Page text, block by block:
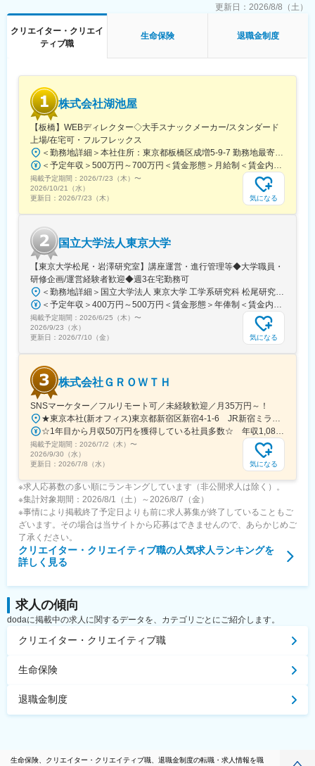
らず、部門を超えて、活発に、新たな挑戦を行い、自らの経験や
・ダイレクトマーケティングだからこそ、自らが手掛けた広告や
施策の結果がすぐに数字となって表れ、PDCAを高速で回すこと
が出来る、やりがいのある業務です。
・日本生命保険という強固な安定基盤を持ち、また一方で戦略子
会社という位置づけから、積極的な事業展開を行うことができま
す。
・2019年に開業後、急成長中の会社にて、業務を通じて会社とと
もに成長することができます。
・本社勤務（転勤なし）のため、安定して就業することができま
す。
・新しい価値創造に向け、新商品の開発やお客様へのサービスを
拡充することはもちろん、会社成長を支える従業員の皆さんに対
・今までの金融機関にない、フラットな社風、働きやすさを追求
したオープンでカジュアルなオフィス環境を設けており、現在の
会社の急成長を後押ししています。
変更の範囲：無
更新日： 2026/8/8（土）
クリエイター・クリエイ
ティブ職
生命保険 退職金制度
株式会社湖池屋
【板橋】WEBディレクター◇大手スナックメーカー/スタンダード
上場/在宅可・フルフレックス
＜勤務地詳細＞本社住所：東京都板橋区成増5-9-7 勤務地最寄駅：東武東上線／成増駅受動喫煙対策：屋内全面禁煙変更の範囲：会社の定める事業所
＜予定年収＞500万円～700万円＜賃金形態＞月給制＜賃金内訳＞月額（基本給）：279,000円～378,900円＜月給＞279,000円～378,900円＜昇給有無＞有＜残業手当＞有＜給与補足＞※経験・スキルを考慮の上、決定いたします。■昇給：年1回■賞与：年2回（計5ヶ月分相当※昨年実績）賃金はあくまでも目安の金額であり、選考を通じて上下する可能性があります。月給(月額)は固定手当を含めた表記です。
掲載予定期間： 2026/7/23（木） 〜
2026/10/21（水）
更新日： 2026/7/23（木） 気になる
国立大学法人東京大学
【東京大学松尾・岩澤研究室】講座運営・進行管理等◆大学職員・
研修企画/運営経験者歓迎◆週3在宅勤務可
＜勤務地詳細＞国立大学法人 東京大学 工学系研究科 松尾研究室住所：東京都文京区本郷7-3-1 工学部２号館/９号館受動喫煙対策：敷地内喫煙可能場所あり変更の範囲：会社の定める事業所（リモートワーク含む）
＜予定年収＞400万円～500万円＜賃金形態＞年俸制＜賃金内訳＞年額（基本給）：3,800,000円～5,000,000円＜月額＞316,666円～416,666円（12分割）＜昇給有無＞有＜残業手当＞有＜給与補足＞※資格、能力、経験に応じて決定します。・昇給：年1回（査定あり）・残業代は実施分、１分単位で支給賃金はあくまでも目安の金額であり、選考を通じて上下する可能性があります。月給(月額)は固定手当を含めた表記です。
掲載予定期間： 2026/6/25（木） 〜
2026/9/23（水）
更新日： 2026/7/10（金） 気になる
株式会社ＧＲＯＷＴＨ
SNSマーケター／フルリモート可／未経験歓迎／月35万円～！
★東京本社(新オフィス)東京都新宿区新宿4-1-6 JR新宿ミライナタワー 18F★虎ノ門支社東京都港区虎ノ門4-1-28 虎ノ門タワーズオフィス 19F★丸の内支社東京都千代田区丸の内1-9-2グラントウキョウサウスタワー11階★銀座支社東京都中央区銀座7丁目13番6号★渋谷支社東京都渋谷区渋谷2-21-1 渋谷ヒカリエ 33F★名古屋支社愛知県名古屋市中村区名駅3丁目28-12★大阪支社大阪府大阪市西区西本町1-4-1オリックス本町ビル 4階★福岡支社福岡県福岡市博多区祇園町8-13 第一プリンスビル内 The Company 2階★＊ 新オフィス移転（東京本社）に伴い増員 ＊★本社が新宿駅直結のミライナタワー18階に移転！共有ラウンジでのリフレッシュやフリードリンクもあります！オシャレな環境で働くことが体現できるので、飽きのないビジネスライフを送れることは間違いナシです♪
☆1年目から月収50万円を獲得している社員多数☆ 年収1,080万円／29歳／前職：不動産営業
掲載予定期間： 2026/7/2（木） 〜
2026/9/30（水）
更新日： 2026/7/8（水） 気になる
※求人応募数の多い順にランキングしています（非公開求人は除く）。
※集計対象期間：2026/8/1（土）～2026/8/7（金）
※事情により掲載終了予定日よりも前に求人募集が終了していることもご
ざいます。その場合は当サイトから応募はできませんので、あらかじめご
了承ください。
クリエイター・クリエイティブ職の人気求人ランキングを
詳しく見る
求人の傾向
dodaに掲載中の求人に関するデータを、カテゴリごとにご紹介します。
クリエイター・クリエイティブ職
生命保険
退職金制度
生命保険、クリエイター・クリエイティブ職、退職金制度の転職・求人情報を職